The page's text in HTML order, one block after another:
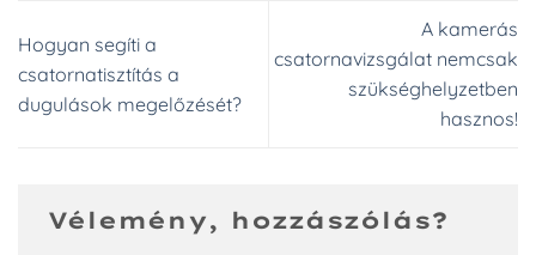
Hogyan segíti a
csatornatisztítás a
dugulások megelőzését?
A kamerás
csatornavizsgálat nemcsak
szükséghelyzetben
hasznos!
Vélemény, hozzászólás?